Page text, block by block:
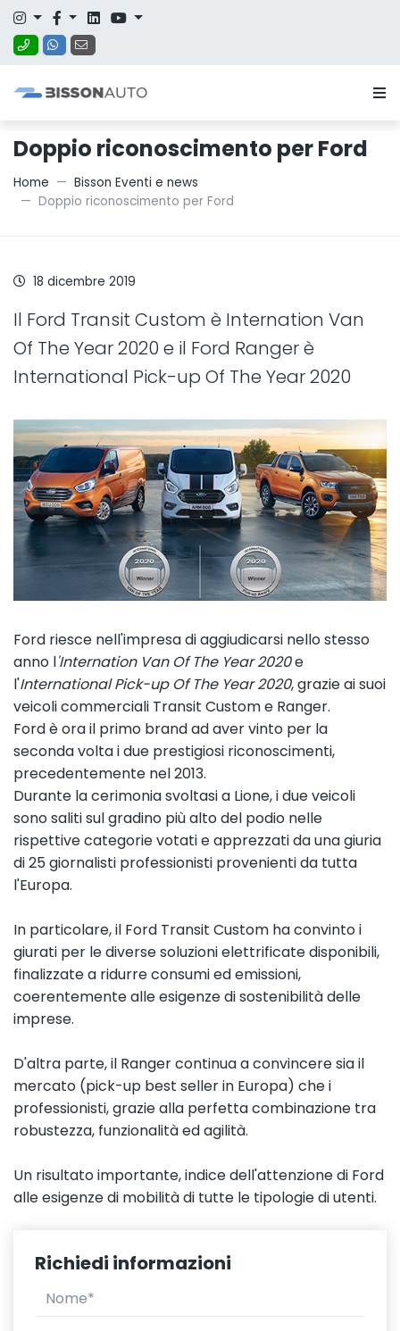
Doppio riconoscimento per Ford
Home
Bisson Eventi e news
Doppio riconoscimento per Ford
18 dicembre 2019
Il Ford Transit Custom è Internation Van
Of The Year 2020 e il Ford Ranger è
International Pick-up Of The Year 2020
Ford riesce nell'impresa di aggiudicarsi nello stesso
anno l'Internation Van Of The Year 2020e
l'International Pick-up Of The Year 2020, grazie ai suoi
veicoli commerciali Transit Custom e Ranger.
Ford è ora il primo brand ad aver vinto per la
seconda volta i due prestigiosi riconoscimenti,
precedentemente nel 2013.
Durante la cerimonia svoltasi a Lione, i due veicoli
sono saliti sul gradino più alto del podio nelle
rispettive categorie votati e apprezzati da una giuria
di 25 giornalisti professionisti provenienti da tutta
l'Europa.
In particolare, il Ford Transit Custom ha convinto i
giurati per le diverse soluzioni elettrificate disponibili,
finalizzate a ridurre consumi ed emissioni,
coerentemente alle esigenze di sostenibilità delle
imprese.
D'altra parte, il Ranger continua a convincere sia il
mercato (pick-up best seller in Europa) che i
professionisti, grazie alla perfetta combinazione tra
robustezza, funzionalità ed agilità.
Un risultato importante, indice dell'attenzione di Ford
alle esigenze di mobilità di tutte le tipologie di utenti.
Richiedi informazioni